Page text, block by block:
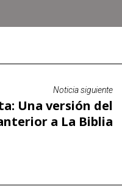
Noticia siguiente
Una versión del
a La Biblia